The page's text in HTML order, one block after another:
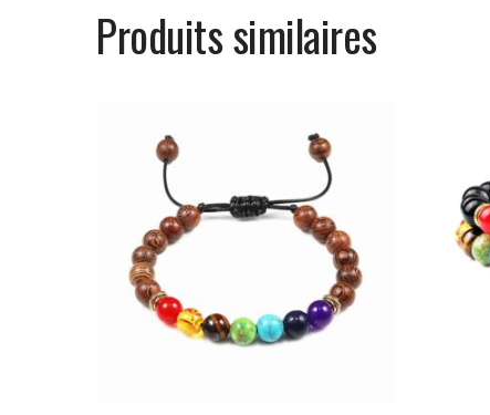
Produits similaires